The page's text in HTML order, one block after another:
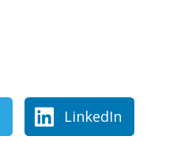
LinkedIn